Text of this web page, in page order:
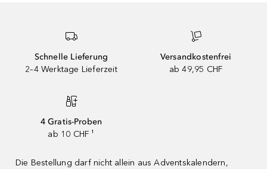
Schnelle Lieferung
2–4 Werktage Lieferzeit
Versandkostenfrei
ab 49,95 CHF
4 Gratis-Proben
ab 10 CHF ¹
Die Bestellung darf nicht allein aus Adventskalendern,